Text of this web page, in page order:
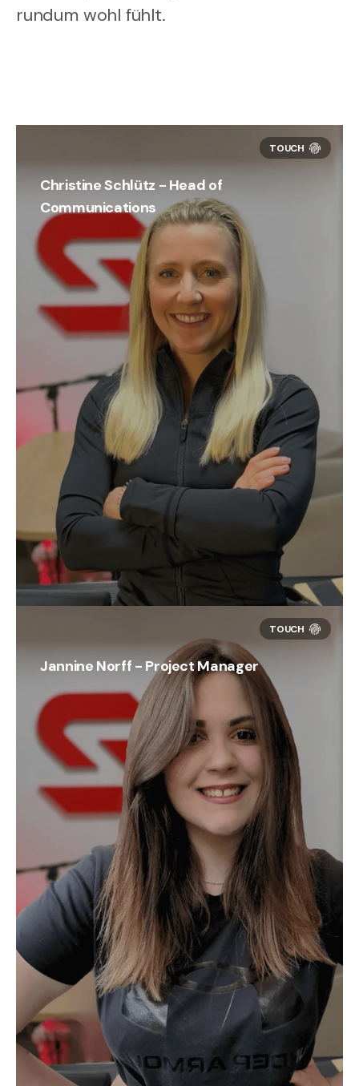
rundum wohl fühlt.
Christine Schlütz - Head of
Communications
Jannine Norff - Project Manager